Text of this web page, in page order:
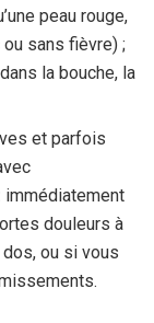
peau rouge,
sans fièvre) ;
la bouche, la
et parfois
immédiatement
douleurs à
ou si vous